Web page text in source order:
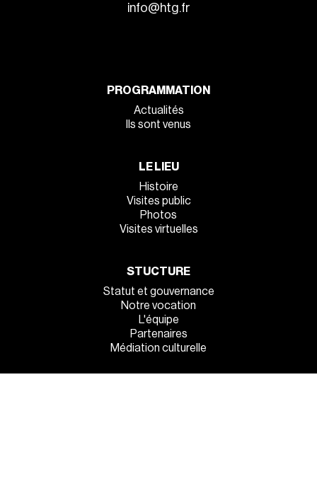
info@htg.fr
PROGRAMMATION
Actualités
Ils sont venus
LE LIEU
Histoire
Visites public
Photos
Visites virtuelles
STUCTURE
Statut et gouvernance
Notre vocation
L'équipe
Partenaires
Médiation culturelle